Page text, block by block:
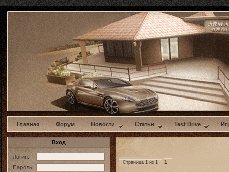
w
Главная Форум Новости Статьи Test Drive
Вход
Логин:
Пароль:
Страница 1 из 1 1